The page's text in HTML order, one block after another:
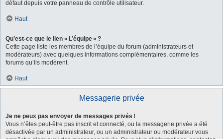
défaut depuis votre panneau de contrôle utilisateur.
Haut
Qu’est-ce que le lien « L’équipe » ?
Cette page liste les membres de l’équipe du forum (administrateurs et
modérateurs) avec quelques informations complémentaires, comme les
forums qu’ils modèrent.
Haut
Messagerie privée
Je ne peux pas envoyer de messages privés !
Vous n’êtes peut-être pas inscrit et connecté, ou la messagerie privée a été
désactivée par un administrateur, ou un administrateur ou modérateur vous